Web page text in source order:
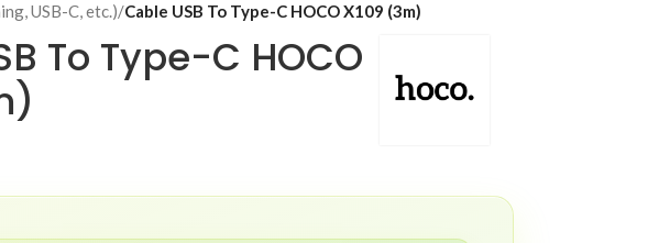
USB-C, etc.)/Cable USB To Type-C HOCO X109 (3m)
To Type-C HOCO